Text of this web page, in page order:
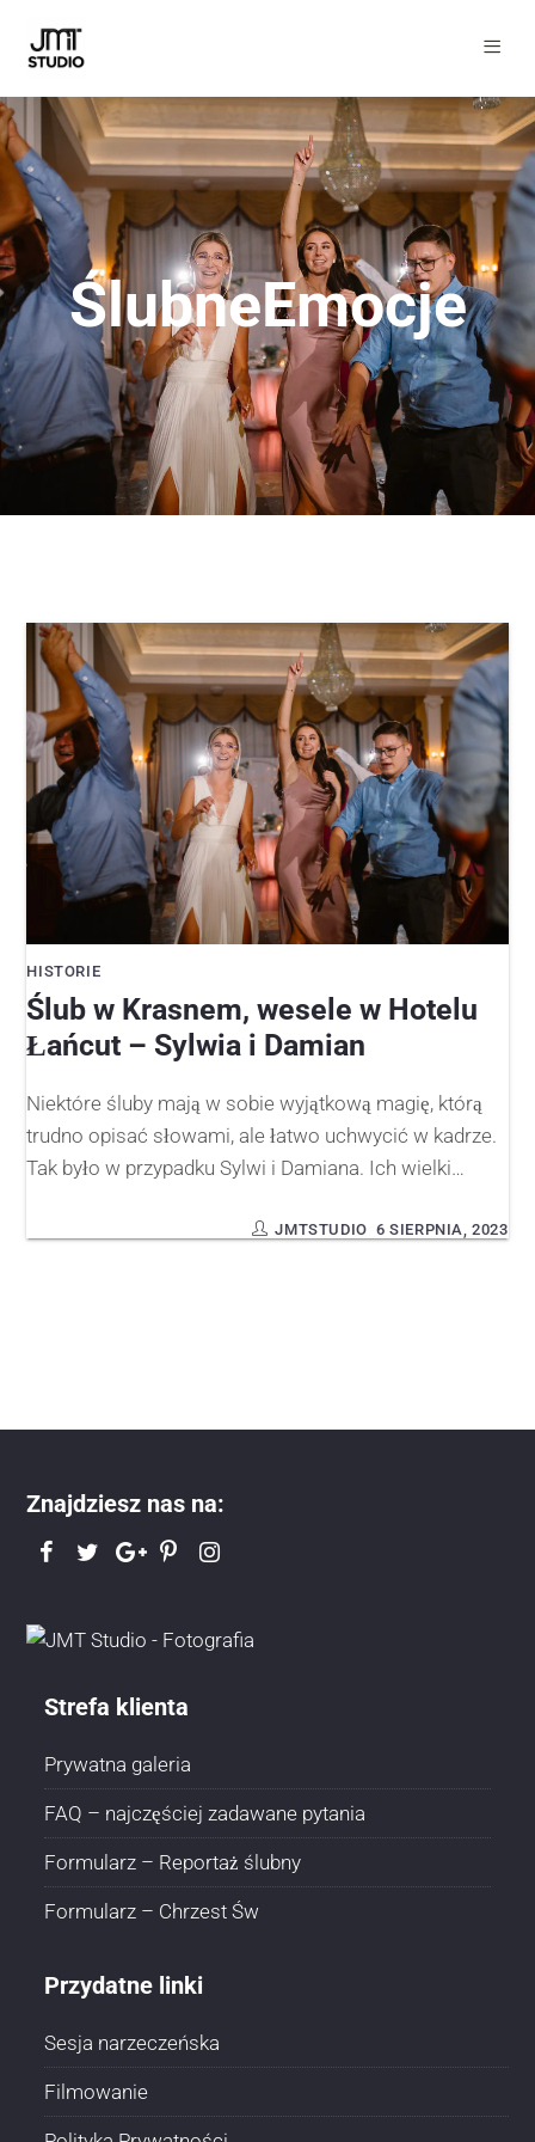
ŚlubneEmocje
HISTORIE
Ślub w Krasnem, wesele w Hotelu
Łańcut – Sylwia i Damian
Niektóre śluby mają w sobie wyjątkową magię, którą
trudno opisać słowami, ale łatwo uchwycić w kadrze.
Tak było w przypadku Sylwi i Damiana. Ich wielki…
6 SIERPNIA, 2023
JMTSTUDIO
Znajdziesz nas na:
Strefa klienta
Prywatna galeria
FAQ – najczęściej zadawane pytania
Formularz – Reportaż ślubny
Formularz – Chrzest Św
Przydatne linki
Sesja narzeczeńska
Filmowanie